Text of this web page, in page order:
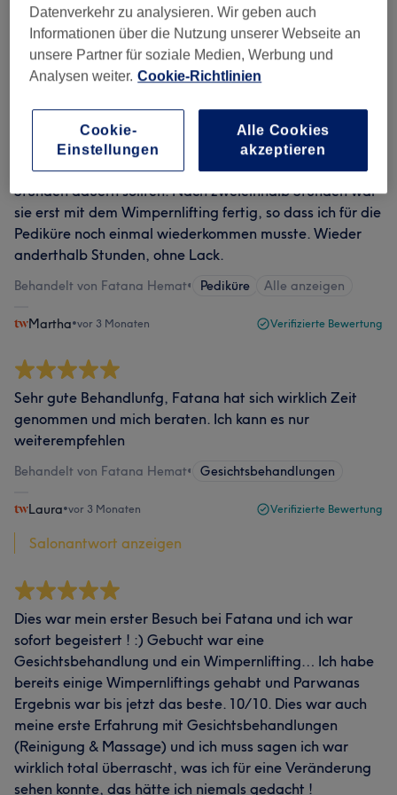
Fatma hat sehr genau gearbeitet und das
Wimpernlifting ist wirklich toll geworden. Bei der
Pediküre hat sie mich leider an zwei Stellen verletzt. Ein
großer Nachteil ist, dass die angegebene Zeit
überhaupt nicht stimmt. Ich habe ein Wimpernlifting und
eine Pediküre gebucht, die zusammen zweieinhalb
Stunden dauern sollten. Nach zweieinhalb Stunden war
sie erst mit dem Wimpernlifting fertig, so dass ich für die
Pediküre noch einmal wiederkommen musste. Wieder
anderthalb Stunden, ohne Lack.
Behandelt von Fatana Hemat• Pediküre Alle anzeigen
Martha•vor 3 Monaten Verifizierte Bewertung
Sehr gute Behandlunfg, Fatana hat sich wirklich Zeit
genommen und mich beraten. Ich kann es nur
weiterempfehlen
Behandelt von Fatana Hemat• Gesichtsbehandlungen
Laura•vor 3 Monaten Verifizierte Bewertung
Salonantwort anzeigen
Dies war mein erster Besuch bei Fatana und ich war
sofort begeistert ! :) Gebucht war eine
Gesichtsbehandlung und ein Wimpernlifting… Ich habe
bereits einige Wimpernliftings gehabt und Parwanas
Ergebnis war bis jetzt das beste. 10/10. Dies war auch
meine erste Erfahrung mit Gesichtsbehandlungen
(Reinigung & Massage) und ich muss sagen ich war
wirklich total überrascht, was ich für eine Veränderung
sehen konnte, das hätte ich niemals gedacht !
Datenverkehr zu analysieren. Wir geben auch
Informationen über die Nutzung unserer Webseite an
unsere Partner für soziale Medien, Werbung und
Analysen weiter. Cookie-Richtlinien
Cookie-
Einstellungen
Alle Cookies
akzeptieren